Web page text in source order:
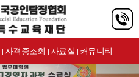
| 자격증조회 | 자료실 | 커뮤니티